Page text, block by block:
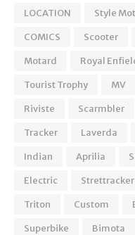
LOCATION
Style
COMICS
Scooter
Motard
Royal
Tourist Trophy
MV
Riviste
Scarmbler
Tracker
Laverda
Indian
Aprilia
Electric
Strettracker
Triton
Custom
Superbike
Bimota